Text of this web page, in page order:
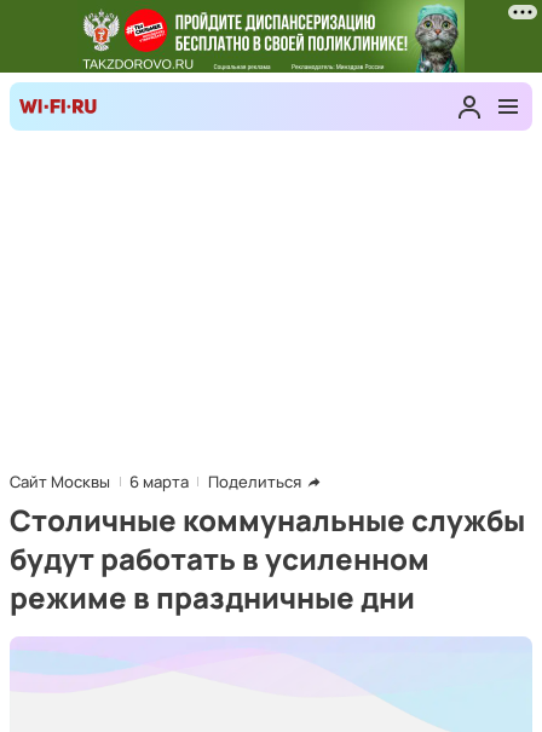
Сайт Москвы 6 марта Поделиться
Столичные коммунальные службы
будут работать в усиленном
режиме в праздничные дни